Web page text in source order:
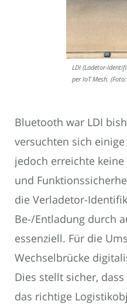
LDI (Ladetor-
per IoT Mesh.
Bluetooth war LDI
versuchten sich
jedoch erreichte
und
die Verladetor-
Be-/Entladung durch
essenziell. Für die
Wechselbrücke
Dies stellt sicher,
das richtige